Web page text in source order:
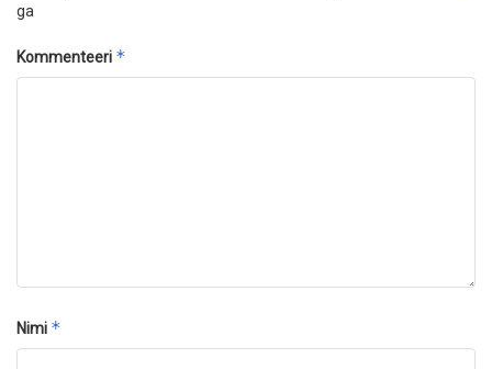
ga
Kommenteeri *
Nimi *